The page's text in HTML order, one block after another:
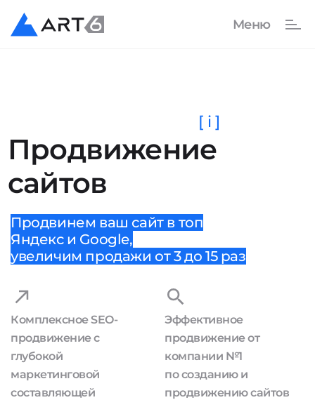
Продвижение
сайтов
[ i ]
Продвинем ваш сайт в топ
Яндекс и Google,
увеличим продажи от 3 до 15 раз
Комплексное SEO-
продвижение с
глубокой
маркетинговой
составляющей
Эффективное
продвижение от
компании №1
по созданию и
продвижению сайтов